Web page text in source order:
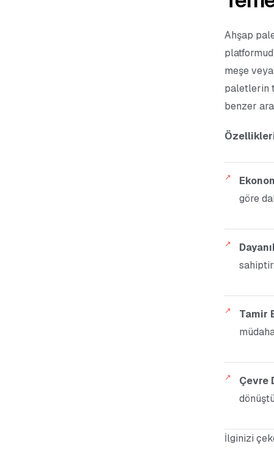
Ahşap
meşe
paletlerin
benzer
göre
Tamir
Çevre
İlginizi